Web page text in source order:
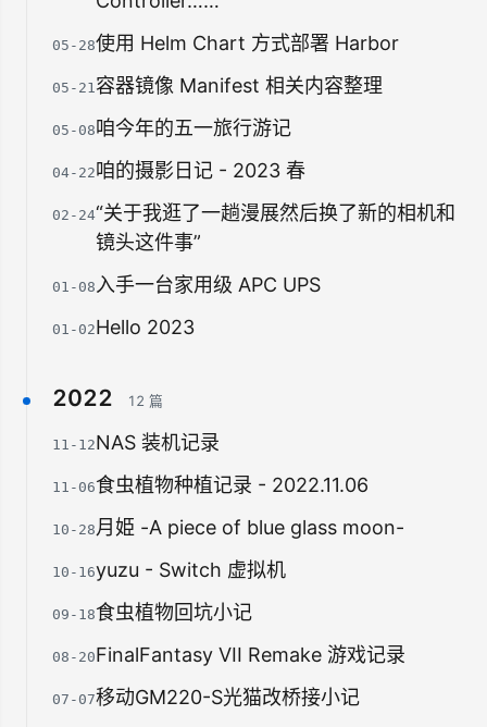
05-28使用 Helm Chart 方式部署 Harbor
05-21容器镜像 Manifest 相关内容整理
05-08咱今年的五一旅行游记
04-22咱的摄影日记 - 2023 春
02-24“关于我逛了一趟漫展然后换了新的相机和
镜头这件事”
01-08 入手一台家用级 APC UPS
01-02Hello 2023
2022 12 篇
11-12NAS 装机记录
11-06食虫植物种植记录 - 2022.11.06
10-28 月姫 -A piece of blue glass moon-
10-16yuzu - Switch 虚拟机
09-18食虫植物回坑小记
08-20FinalFantasy VII Remake 游戏记录
07-07移动GM220-S光猫改桥接小记